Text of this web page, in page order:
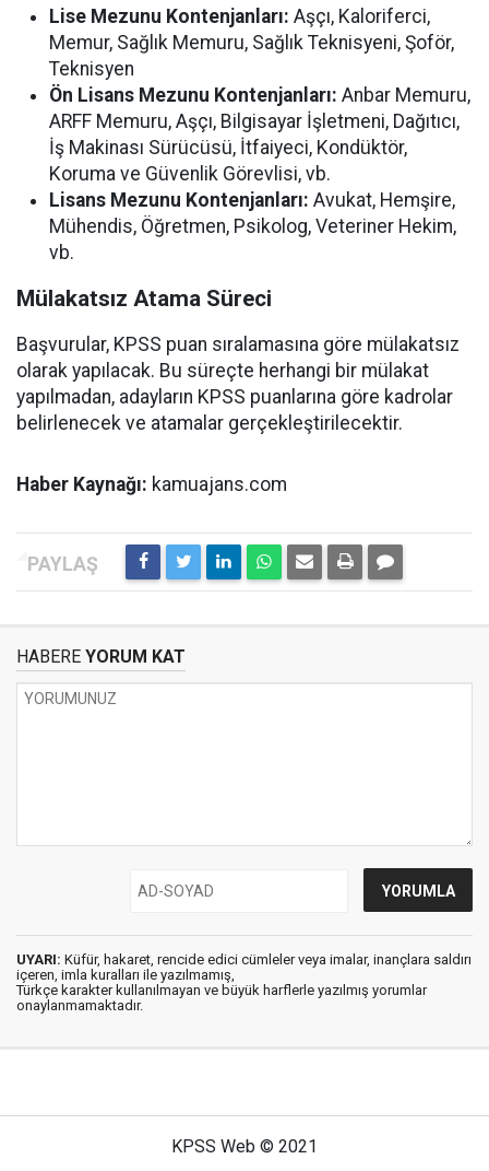
Lise Mezunu Kontenjanları: Aşçı, Kaloriferci,
Memur, Sağlık Memuru, Sağlık Teknisyeni, Şoför,
Teknisyen
Ön Lisans Mezunu Kontenjanları: Anbar Memuru,
ARFF Memuru, Aşçı, Bilgisayar İşletmeni, Dağıtıcı,
İş Makinası Sürücüsü, İtfaiyeci, Kondüktör,
Koruma ve Güvenlik Görevlisi, vb.
Lisans Mezunu Kontenjanları: Avukat, Hemşire,
Mühendis, Öğretmen, Psikolog, Veteriner Hekim,
vb.
Mülakatsız Atama Süreci
Başvurular, KPSS puan sıralamasına göre mülakatsız
olarak yapılacak. Bu süreçte herhangi bir mülakat
yapılmadan, adayların KPSS puanlarına göre kadrolar
belirlenecek ve atamalar gerçekleştirilecektir.
Haber Kaynağı: kamuajans.com
HABERE YORUM KAT
UYARI: Küfür, hakaret, rencide edici cümleler veya imalar, inançlara saldırı
içeren, imla kuralları ile yazılmamış,
Türkçe karakter kullanılmayan ve büyük harflerle yazılmış yorumlar
onaylanmamaktadır.
KPSS Web © 2021